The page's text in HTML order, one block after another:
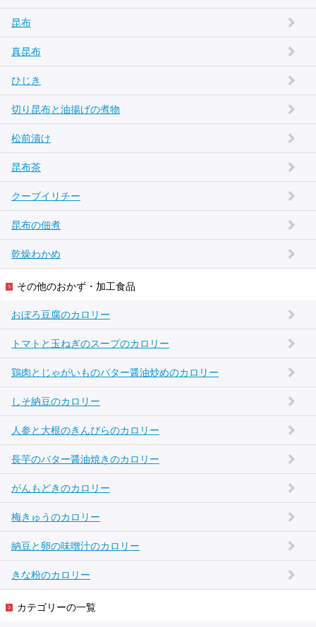
昆布
真昆布
ひじき
切り昆布と油揚げの煮物
松前漬け
昆布茶
クーブイリチー
昆布の佃煮
乾燥わかめ
その他のおかず・加工食品
おぼろ豆腐のカロリー
トマトと玉ねぎのスープのカロリー
鶏肉とじゃがいものバター醤油炒めのカロリー
しそ納豆のカロリー
人参と大根のきんぴらのカロリー
長芋のバター醤油焼きのカロリー
がんもどきのカロリー
梅きゅうのカロリー
納豆と卵の味噌汁のカロリー
きな粉のカロリー
カテゴリーの一覧